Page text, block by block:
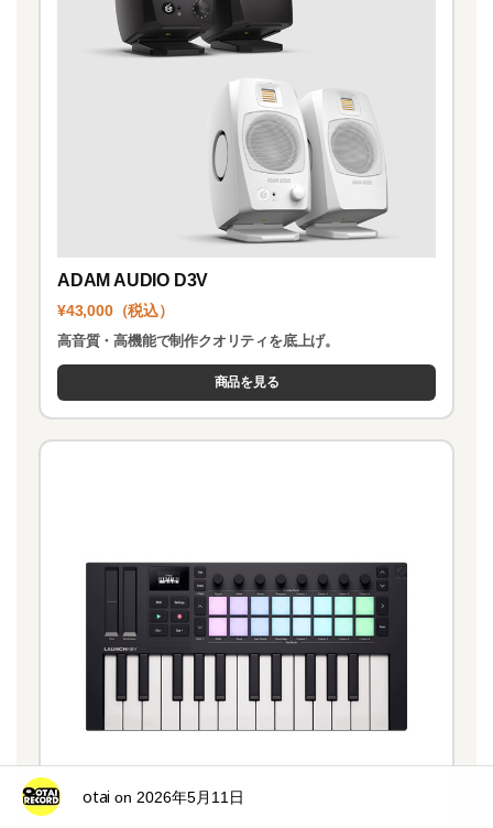
ADAM AUDIO D3V
¥43,000（税込）
高音質・高機能で制作クオリティを底上げ。
商品を見る
otai on 2026年5月11日